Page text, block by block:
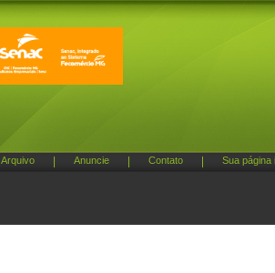
Arquivo Anuncie Contato Sua página